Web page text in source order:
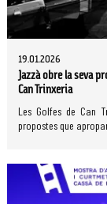
19.01.2026
Jazzà obre la seva
Can Trinxeria
Les Golfes de Can
propostes que